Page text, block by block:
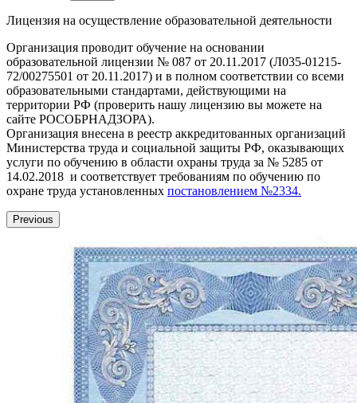
Лицензия на осуществление образовательной деятельности
Организация проводит обучение на основании
образовательной лицензии № 087 от 20.11.2017 (Л035-01215-
72/00275501 от 20.11.2017) и в полном соответствии со всеми
образовательными стандартами, действующими на
территории РФ (проверить нашу лицензию вы можете на
сайте РОСОБРНАДЗОРА).
Организация внесена в реестр аккредитованных организаций
Министерства труда и социальной защиты РФ, оказывающих
услуги по обучению в области охраны труда за № 5285 от
14.02.2018 и соответствует требованиям по обучению по
охране труда установленных постановлением №2334.
Previous